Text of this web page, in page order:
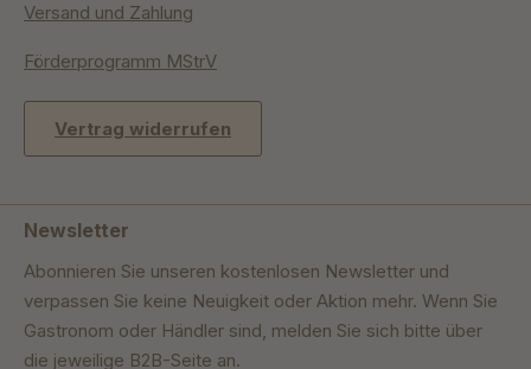
Versand und Zahlung
Förderprogramm MStrV
Vertrag widerrufen
Newsletter
Abonnieren Sie unseren kostenlosen Newsletter und
verpassen Sie keine Neuigkeit oder Aktion mehr. Wenn Sie
Gastronom oder Händler sind, melden Sie sich bitte über
die jeweilige B2B-Seite an.